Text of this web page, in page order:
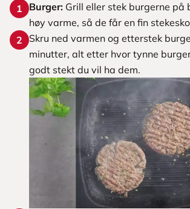
1 Burger: Grill eller stek burgerne på
høy varme, så de får en fin
2
Skru ned varmen og etterstek
minutter, alt etter hvor tynne
godt stekt du vil ha dem.